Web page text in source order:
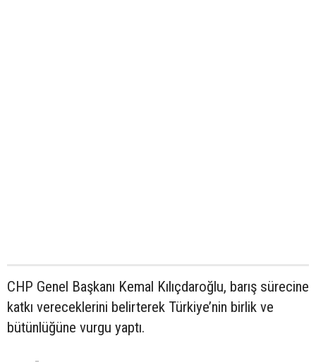
CHP Genel Başkanı Kemal Kılıçdaroğlu, barış sürecine
katkı vereceklerini belirterek Türkiye’nin birlik ve
bütünlüğüne vurgu yaptı.